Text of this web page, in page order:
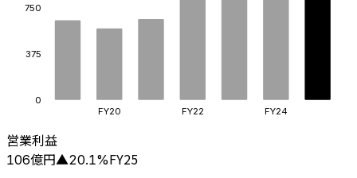
0
375
750
FY20 FY22 FY24
営業利益
106億円▲20.1%FY25